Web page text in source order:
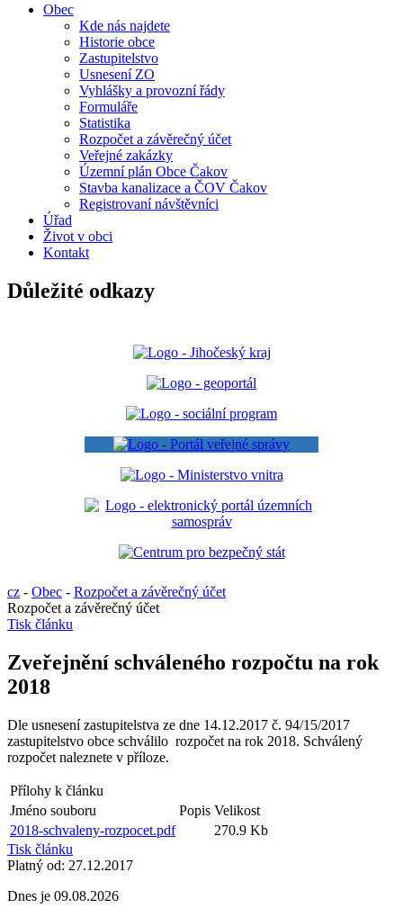
Obec
Kde nás najdete
Historie obce
Zastupitelstvo
Usnesení ZO
Vyhlášky a provozní řády
Formuláře
Statistika
Rozpočet a závěrečný účet
Veřejné zakázky
Územní plán Obce Čakov
Stavba kanalizace a ČOV Čakov
Registrovaní návštěvníci
Úřad
Život v obci
Kontakt
Důležité odkazy
cz - Obec - Rozpočet a závěrečný účet
Rozpočet a závěrečný účet
Tisk článku
Zveřejnění schváleného rozpočtu na rok
2018
Dle usnesení zastupitelstva ze dne 14.12.2017 č. 94/15/2017
zastupitelstvo obce schválilo rozpočet na rok 2018. Schválený
rozpočet naleznete v příloze.
Přílohy k článku
Jméno souboru
Popis Velikost
2018-schvaleny-rozpocet.pdf
270.9 Kb
Tisk článku
Platný od: 27.12.2017
Dnes je 09.08.2026